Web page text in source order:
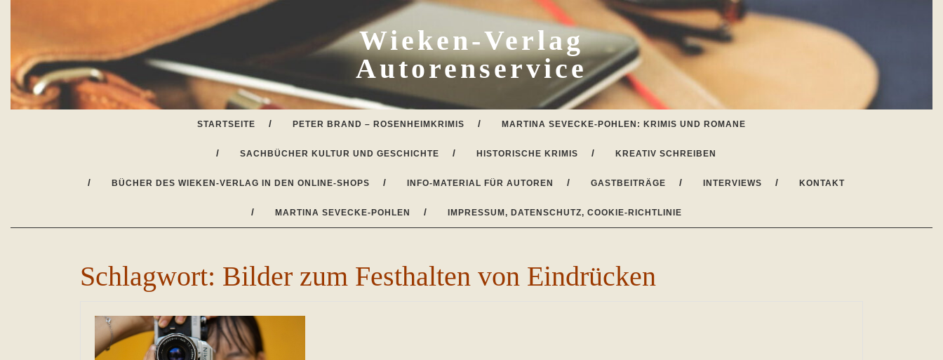
Wieken-Verlag
Autorenservice
STARTSEITE PETER BRAND – ROSENHEIMKRIMIS MARTINA SEVECKE-POHLEN: KRIMIS UND ROMANE
SACHBÜCHER KULTUR UND GESCHICHTE HISTORISCHE KRIMIS KREATIV SCHREIBEN
BÜCHER DES WIEKEN-VERLAG IN DEN ONLINE-SHOPS INFO-MATERIAL FÜR AUTOREN GASTBEITRÄGE INTERVIEWS KONTAKT
MARTINA SEVECKE-POHLEN IMPRESSUM, DATENSCHUTZ, COOKIE-RICHTLINIE
Schlagwort: Bilder zum Festhalten von Eindrücken